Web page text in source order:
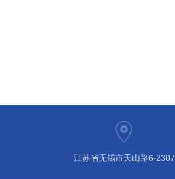
江苏省无锡市天山路6-2307